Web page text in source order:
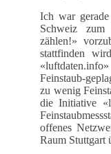
Ich war
Schweiz zum
zählen!»
stattfinden
Feinstaub-
zu wenig
die Initiative
offenes
Raum Stuttgart